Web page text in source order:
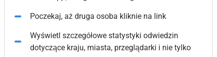
Poczekaj, aż druga osoba kliknie na link
Wyświetl szczegółowe statystyki odwiedzin
dotyczące kraju, miasta, przeglądarki i nie tylko